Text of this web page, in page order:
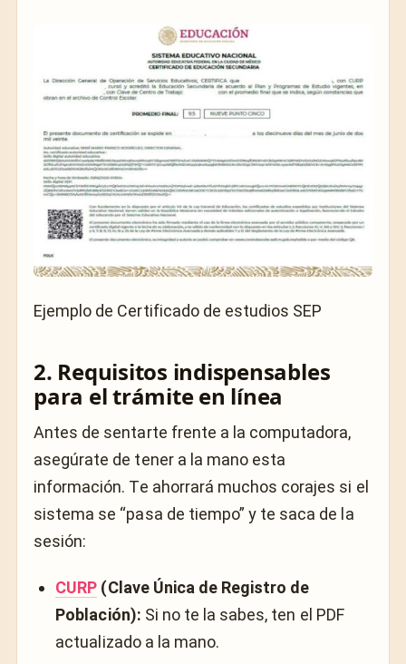
Ejemplo de Certificado de estudios SEP
2. Requisitos indispensables
para el trámite en línea
Antes de sentarte frente a la computadora,
asegúrate de tener a la mano esta
información. Te ahorrará muchos corajes si el
sistema se “pasa de tiempo” y te saca de la
sesión:
CURP (Clave Única de Registro de
Población): Si no te la sabes, ten el PDF
actualizado a la mano.